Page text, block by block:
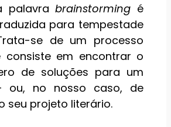
palavrabrainstorming é
para tempestade
se de um processo
consiste em encontrar o
de soluções para um
ou, no nosso caso, de
seu projeto literário.